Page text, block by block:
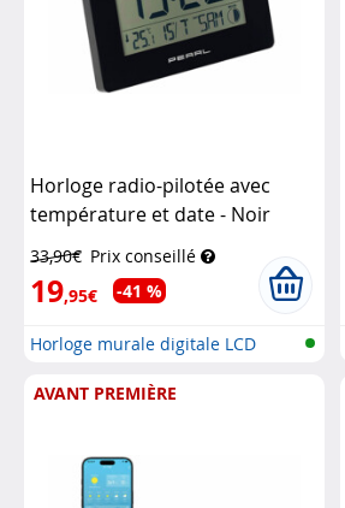
Horloge radio-pilotée avec
température et date - Noir
33,90€ Prix conseillé
19,95€ -41 %
Horloge murale digitale LCD
AVANT PREMIÈRE